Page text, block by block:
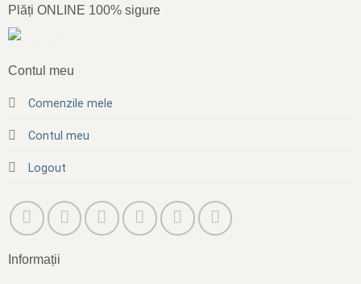
Plăți ONLINE 100% sigure
Contul meu
Comenzile mele
Contul meu
Logout
Informații